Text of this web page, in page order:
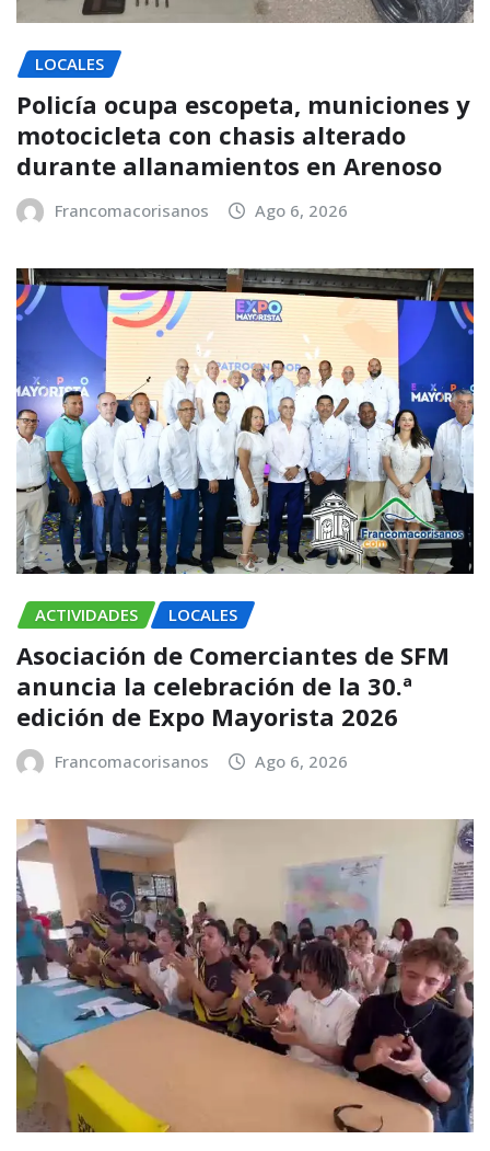
LOCALES
Policía ocupa escopeta, municiones y
motocicleta con chasis alterado
durante allanamientos en Arenoso
Francomacorisanos Ago 6, 2026
ACTIVIDADES LOCALES
Asociación de Comerciantes de SFM
anuncia la celebración de la 30.ª
edición de Expo Mayorista 2026
Francomacorisanos Ago 6, 2026